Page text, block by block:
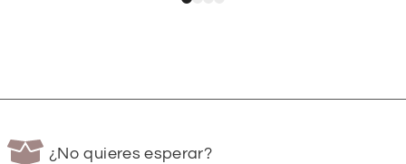
¿No quieres esperar?